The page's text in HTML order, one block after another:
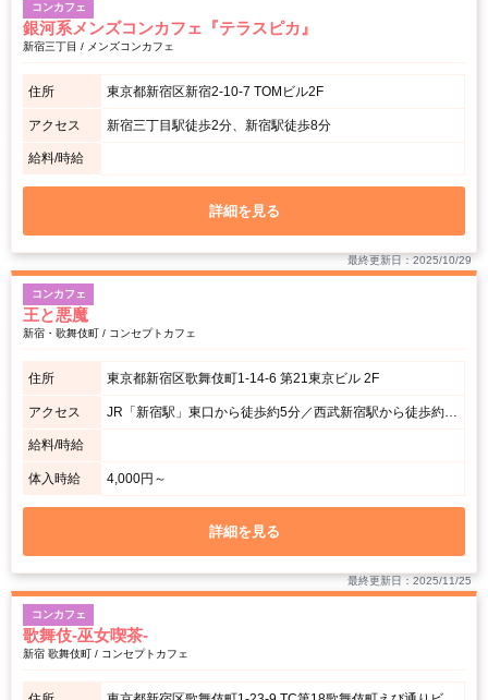
コンカフェ
銀河系メンズコンカフェ『テラスピカ』
新宿三丁目 / メンズコンカフェ
住所 東京都新宿区新宿2-10-7 TOMビル2F
アクセス 新宿三丁目駅徒歩2分、新宿駅徒歩8分
給料/時給
詳細を見る
最終更新日：2025/10/29
コンカフェ
王と悪魔
新宿・歌舞伎町 / コンセプトカフェ
住所 東京都新宿区歌舞伎町1-14-6 第21東京ビル 2F
アクセス JR「新宿駅」東口から徒歩約5分／西武新宿駅から徒歩約5分
給料/時給
体入時給 4,000円～
詳細を見る
最終更新日：2025/11/25
コンカフェ
歌舞伎-巫女喫茶-
新宿 歌舞伎町 / コンセプトカフェ